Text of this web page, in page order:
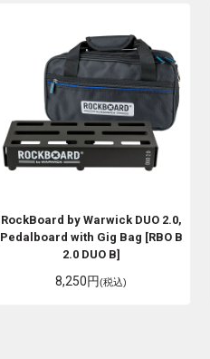
RockBoard by Warwick DUO 2.0,
Pedalboard with Gig Bag [RBO B
2.0 DUO B]
8,250円(税込)